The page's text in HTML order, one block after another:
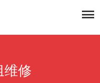
维修